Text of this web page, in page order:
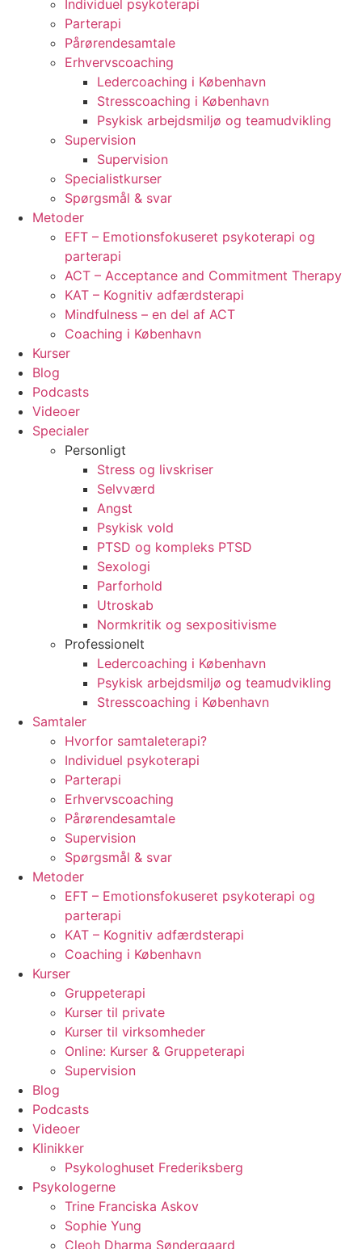
Individuel psykoterapi
Parterapi
Pårørendesamtale
Erhvervscoaching
Ledercoaching i København
Stresscoaching i København
Psykisk arbejdsmiljø og teamudvikling
Supervision
Supervision
Specialistkurser
Spørgsmål & svar
Metoder
EFT – Emotionsfokuseret psykoterapi og
parterapi
ACT – Acceptance and Commitment Therapy
KAT – Kognitiv adfærdsterapi
Mindfulness – en del af ACT
Coaching i København
Kurser
Blog
Podcasts
Videoer
Specialer
Personligt
Stress og livskriser
Selvværd
Angst
Psykisk vold
PTSD og kompleks PTSD
Sexologi
Parforhold
Utroskab
Normkritik og sexpositivisme
Professionelt
Ledercoaching i København
Psykisk arbejdsmiljø og teamudvikling
Stresscoaching i København
Samtaler
Hvorfor samtaleterapi?
Individuel psykoterapi
Parterapi
Erhvervscoaching
Pårørendesamtale
Supervision
Spørgsmål & svar
Metoder
EFT – Emotionsfokuseret psykoterapi og
parterapi
KAT – Kognitiv adfærdsterapi
Coaching i København
Kurser
Gruppeterapi
Kurser til private
Kurser til virksomheder
Online: Kurser & Gruppeterapi
Supervision
Blog
Podcasts
Videoer
Klinikker
Psykologhuset Frederiksberg
Psykologerne
Trine Franciska Askov
Sophie Yung
Cleoh Dharma Søndergaard